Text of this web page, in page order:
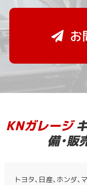
お
KNガレージ
備・販
トヨタ、日産、ホンダ、